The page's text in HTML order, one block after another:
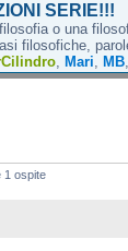
SERIE!!!
o una
filosofiche,
, Mari, MB,
1 ospite